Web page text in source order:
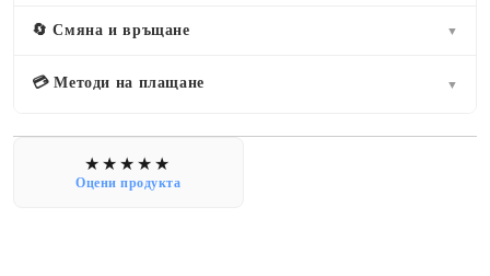
🔄 Смяна и връщане ▼
💳 Методи на плащане ▼
Оцени продукта